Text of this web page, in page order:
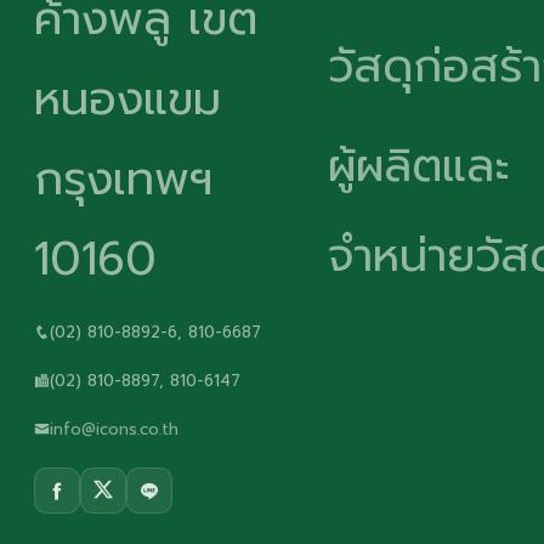
ค้างพลู เขต
หนองแขม
กรุงเทพฯ
10160
(02) 810-8892-6, 810-6687
(02) 810-8897, 810-6147
info@icons.co.th
วัสดุก่อสร้
ผู้ผลิตและ
จำหน่ายวั